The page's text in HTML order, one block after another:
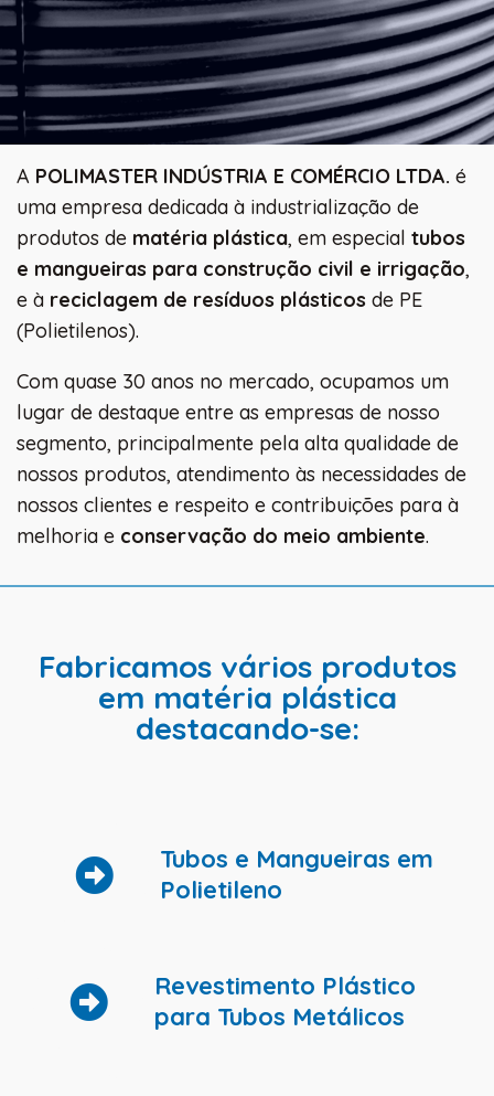
A POLIMASTER INDÚSTRIA E COMÉRCIO LTDA. é
uma empresa dedicada à industrialização de
produtos de matéria plástica, em especial tubos
e mangueiras para construção civil e irrigação,
e à reciclagem de resíduos plásticos de PE
(Polietilenos).
Com quase 30 anos no mercado, ocupamos um
lugar de destaque entre as empresas de nosso
segmento, principalmente pela alta qualidade de
nossos produtos, atendimento às necessidades de
nossos clientes e respeito e contribuições para à
melhoria e conservação do meio ambiente.
Fabricamos vários produtos
em matéria plástica
destacando-se:
Tubos e Mangueiras em
Polietileno
Revestimento Plástico
para Tubos Metálicos